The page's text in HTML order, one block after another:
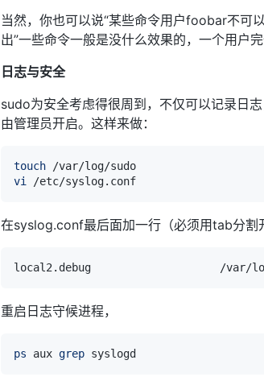
当然，你也可以说“某些命令用户foobar不可
出”一些命令一般是没什么效果的，一个用户
日志与安全
sudo为安全考虑得很周到，不仅可以记录日
由管理员开启。这样来做：
touch
vi
在syslog.conf最后面加一行（必须用tab分割
重启日志守候进程，
ps aux grep